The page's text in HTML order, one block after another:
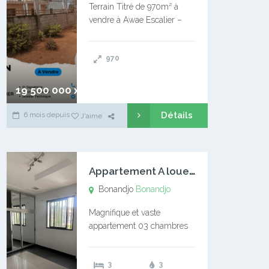
19 500 000 xaf
Terrain Titré de 970m² à
vendre à Awae Escalier –
l’Université Catholique –
970
6 mois depuis J'aime Détails
A
ppartement A louer Bonandjo
Bonandjo Bonandjo
Magnifique et vaste
appartement 03 chambres
douches 01 vaste salon 01
3 3